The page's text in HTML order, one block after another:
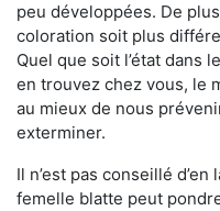
peu développées. De
coloration soit plus
Quel que soit l’état dans
en trouvez chez vous, le
au mieux de nous
exterminer.
Il n’est pas conseillé
femelle blatte peut